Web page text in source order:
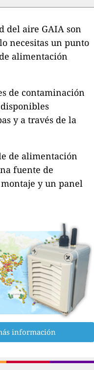
del aire GAIA son
necesitas un punto
alimentación
de contaminación
y a través de la
de alimentación
fuente de
y un panel
información